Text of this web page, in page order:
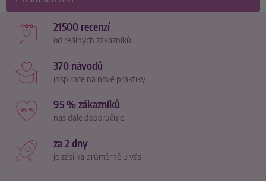
21500 recenzí
od reálných zákazníků
370 návodů
inspirace na nové praktiky
95 % zákazníků
nás dále doporučuje
za 2 dny
je zásilka průměrně u vás